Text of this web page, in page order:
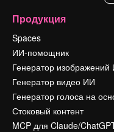
Продукция
Spaces
ИИ-помощник
Генератор изображений
Генератор видео ИИ
Генератор голоса на
Стоковый контент
MCP для Claude/